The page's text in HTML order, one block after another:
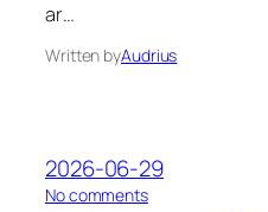
ar…
Written byAudrius
2026-06-29
No commentso